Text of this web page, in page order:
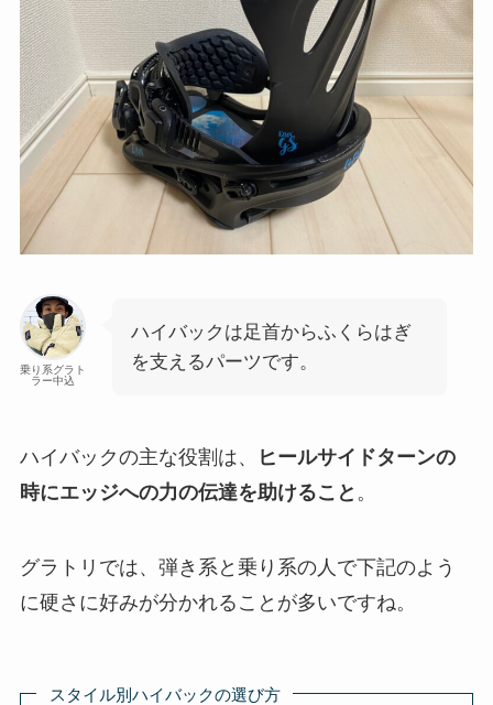
乗り系グラト
ラー中込
ハイバックは足首からふくらはぎ
を支えるパーツです。
ハイバックの主な役割は、
ヒールサイドターンの
時にエッジへの力の伝達を助けること 。
グラトリでは、弾き系と乗り系の人で下記のよう
に硬さに好みが分かれることが多いですね。
スタイル別ハイバックの選び方